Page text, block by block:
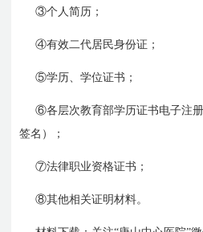
③个人简历；
④有效二代居民身份证；
⑤学历、学位证书；
⑥各层次教育部学历证书电子注
签名）；
⑦法律职业资格证书；
⑧其他相关证明材料。